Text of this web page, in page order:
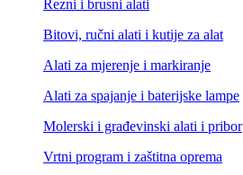
Rezni i brusni alati
Bitovi, ručni alati i kutije za alat
Alati za mjerenje i markiranje
Alati za spajanje i baterijske lampe
Molerski i građevinski alati i pribor
Vrtni program i zaštitna oprema